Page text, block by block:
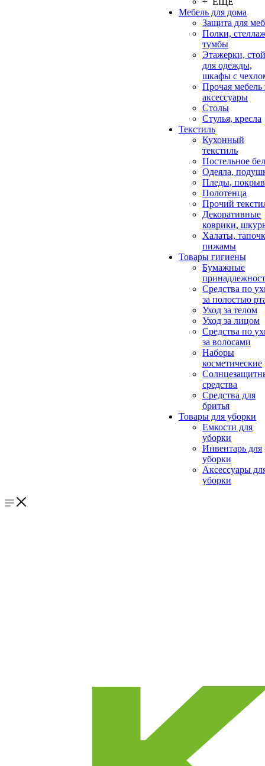
Мебель для дома
Защита для
Полки,
тумбы
Этажерки,
для одежды,
шкафы с
Прочая мебель
аксессуары
Столы
Стулья, кресла
Текстиль
Кухонный
текстиль
Постельное
Одеяла,
Пледы,
Полотенца
Прочий
Декоративные
коврики,
Халаты,
пижамы
Товары гигиены
Бумажные
Средства по
за полостью
Уход за телом
Уход за лицом
Средства по
за волосами
Наборы
косметические
средства
Средства для
бритья
Товары для уборки
Емкости для
уборки
Инвентарь для
уборки
Аксессуары
уборки